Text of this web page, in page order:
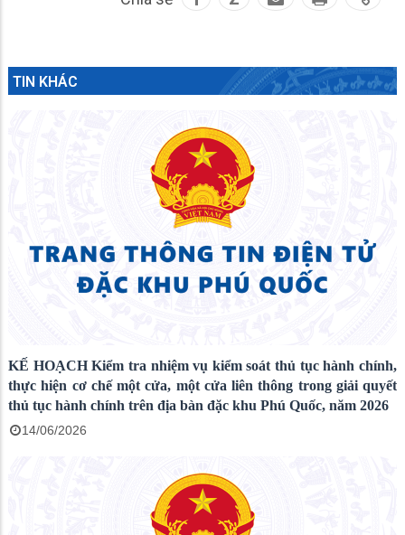
TIN KHÁC
KẾ HOẠCH Kiểm tra nhiệm vụ kiểm soát thủ tục hành chính,
thực hiện cơ chế một cửa, một cửa liên thông trong giải quyết
thủ tục hành chính trên địa bàn đặc khu Phú Quốc, năm 2026
14/06/2026